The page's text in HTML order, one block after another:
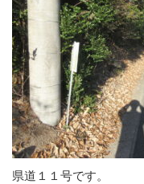
県道１１号です。